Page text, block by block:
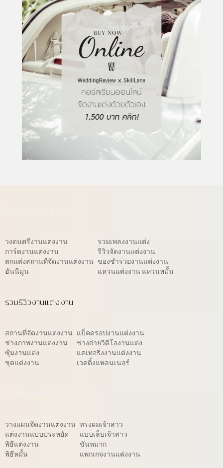
วงดนตรีงานแต่งงาน
การ์ดงานแต่งงาน
ตกแต่งสถานที่จัดงานแต่งงาน
ฮันนีมูน
รวมเพลงงานแต่ง
รีวิวจัดงานแต่งงาน
ของชำร่วยงานแต่งงาน
แหวนแต่งงาน แหวนหมั้น
รวมรีวิวงานแต่งงาน
สถานที่จัดงานแต่งงาน
ช่างภาพงานแต่งงาน
ซุ้มงานแต่ง
ชุดแต่งงาน
แบ็คดรอปงานแต่งงาน
ช่างถ่ายวิดิโองานแต่ง
แคเทอริ่งงานแต่งงาน
เวดดิ้งแพลนเนอร์
วางแผนจัดงานแต่งงาน
แต่งงานแบบประหยัด
พิธีแต่งงาน
พิธีหมั้น
ทรงผมเจ้าสาว
แบบเล็บเจ้าสาว
ขันหมาก
แพกเกจงานแต่งงาน